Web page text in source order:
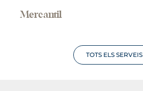
Mercantil
TOTS ELS SERVEIS